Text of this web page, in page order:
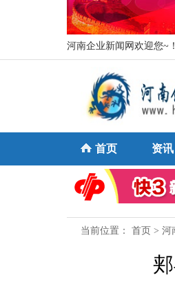
河南企业新闻网欢迎您~！
首页 资讯
当前位置： 首页 > 河